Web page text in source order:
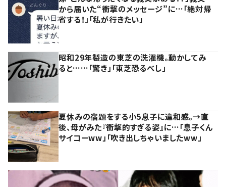
から届いた“衝撃のメッセージ”に…「絶対帰
省する！」「私が行きたい」
昭和29年製造の東芝の洗濯機。動かしてみ
ると……「驚き」「東芝恐るべし」
夏休みの宿題をする小5息子に違和感。→直
後、母がみた『衝撃的すぎる姿』に…「息子くん
サイコーww」「吹き出しちゃいましたww」